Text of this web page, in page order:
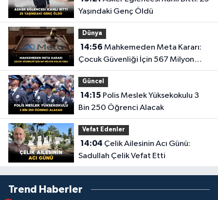
Yaşındaki Genç Öldü
Dünya
14:56
Çocuk Güvenliği İçin 567 Milyon
Dolar Ceza
Güncel
14:15
Bin 250 Öğrenci Alacak
Vefat Edenler
14:04
Sadullah Çelik Vefat Etti
Trend Haberler